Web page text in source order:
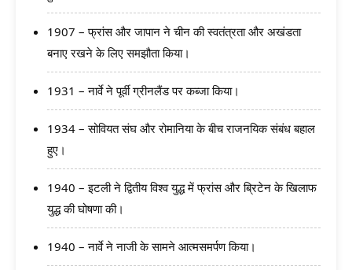
1907 – फ्रांस और जापान ने चीन की स्वतंत्रता और अखंडता
बनाए रखने के लिए समझौता किया।
1931 – नार्वे ने पूर्वी ग्रीनलैंड पर कब्जा किया।
1934 – सोवियत संघ और रोमानिया के बीच राजनयिक संबंध बहाल
हुए।
1940 – इटली ने द्वितीय विश्व युद्ध में फ्रांस और ब्रिटेन के खिलाफ
युद्ध की घोषणा की।
1940 – नार्वे ने नाजी के सामने आत्मसमर्पण किया।